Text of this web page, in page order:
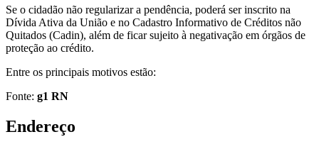
Se o cidadão não regularizar a pendência, poderá ser inscrito na
Dívida Ativa da União e no Cadastro Informativo de Créditos não
Quitados (Cadin), além de ficar sujeito à negativação em órgãos de
proteção ao crédito.
Entre os principais motivos estão:
Fonte: g1 RN
Endereço